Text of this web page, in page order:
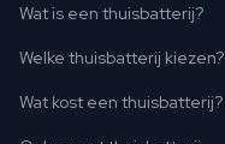
Wat is een thuisbatterij?
Welke thuisbatterij kiezen?
Wat kost een thuisbatterij?